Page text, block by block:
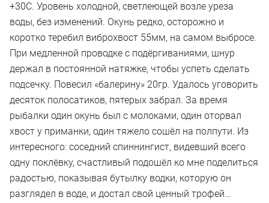
+30С. Уровень холодной, светлеющей возле уреза
воды, без изменений. Окунь редко, осторожно и
коротко теребил виброхвост 55мм, на самом выбросе.
При медленной проводке с подёргиваниями, шнур
держал в постоянной натяжке, чтобы успеть сделать
подсечку. Повесил «балерину» 20гр. Удалось уговорить
десяток полосатиков, пятерых забрал. За время
рыбалки один окунь был с молоками, один оторвал
хвост у приманки, один тяжело сошёл на полпути. Из
интересного: соседний спиннингист, видевший всего
одну поклёвку, счастливый подошёл ко мне поделиться
радостью, показывая бутылку водки, которую он
разглядел в воде, и достал свой ценный трофей…